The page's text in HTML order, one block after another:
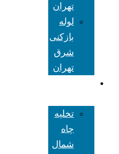
تهران
لوله
بازکنی
شرق
تهران
تخلیه
چاه
شمال